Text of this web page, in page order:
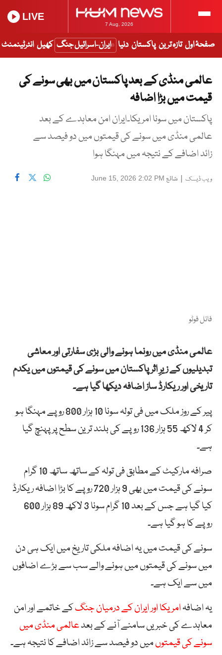
7 Aug, 2026
LIVE
صفحۂ اول تازہ ترین پاکستان دنیا ایران-اسرائیل جنگ کھیل انٹرٹینمنٹ
عالمی منڈی کے بعد پاکستان میں بھی سونے کی
قیمت میں بڑا اضافہ
پاکستان میں سونا امریکا۔ایران امن معاہدے کے بعد
عالمی منڈی میں سونے کی قیمتوں میں دو فیصد سے
زائد اضافے کے نتیجہ میں مہنگا ہوا
ویب ڈیسک | شائع June 15, 2026 2:02 PM
فائل فوٹو
عالمی منڈی میں رونما ہونے والی بڑی سفارتی اور معاشی
تبدیلیوں کے زیرِ اثر پاکستان میں سونے کی قیمتوں میں یکدم
تاریخی اور ریکارڈ ساز اضافہ دیکھا گیا ہے۔
پیر کے روز ملک میں فی تولہ سونا 10 ہزار 800 روپے مہنگا ہو
کر 4 لاکھ 55 ہزار 136 روپے کی بلند ترین سطح پر پہنچ گیا
ہے۔
صرافہ مارکیٹ کے مطابق فی تولہ کے ساتھ ساتھ 10 گرام
سونے کی قیمت میں بھی 9 ہزار 720 روپے کا بڑا اضافہ ریکارڈ
کیا گیا ہے جس کے بعد 10 گرام سونا 3 لاکھ 89 ہزار 600
روپے کا ہو گیا ہے۔
سونے کی قیمت میں یہ اضافہ ملکی تاریخ میں ایک ہی دن
میں سونے کی قیمتوں میں ہونے والے سب سے بڑے اضافوں
میں سے ایک ہے۔
یہ اضافہامریکا اور ایران کے درمیان جنگکے خاتمے اور امن
معاہدے کی خبریں سامنے آنے کے بعدعالمی منڈی میں
سونے کی قیمتوںمیں دو فیصد سے زائد اضافے کا نتیجہ ہے۔